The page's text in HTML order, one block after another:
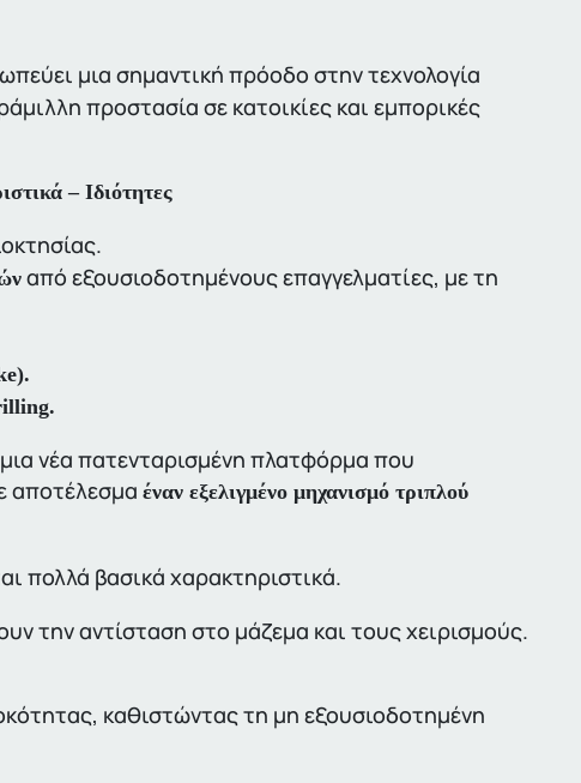
μια σημαντική πρόοδο στην τεχνολογία
προστασία σε κατοικίες και εμπορικές
– Ιδιότητες
από εξουσιοδοτημένους επαγγελματίες, με τη
νέα πατενταρισμένη πλατφόρμα που
αποτέλεσμα έναν εξελιγμένο μηχανισμό τριπλού
πολλά βασικά χαρακτηριστικά.
την αντίσταση στο μάζεμα και τους χειρισμούς.
καθιστώντας τη μη εξουσιοδοτημένη